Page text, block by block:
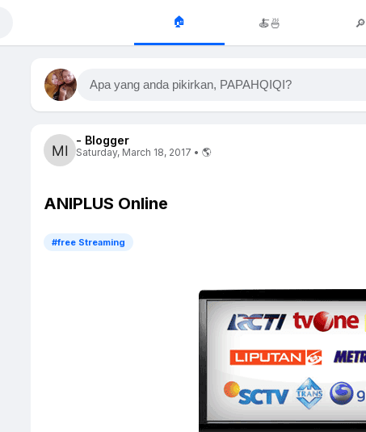
🏠 🍝🍜 🔎
Apa yang anda pikirkan, PAPAHQIQI?
- Blogger
Saturday, March 18, 2017 • 🌎
ANIPLUS Online
#free Streaming